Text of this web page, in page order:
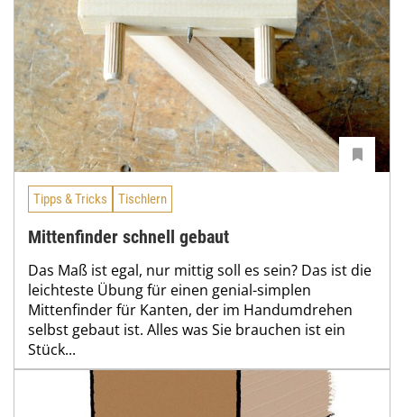
Tipps & Tricks Tischlern
Mittenfinder schnell gebaut
Das Maß ist egal, nur mittig soll es sein? Das ist die
leichteste Übung für einen genial-simplen
Mittenfinder für Kanten, der im Handumdrehen
selbst gebaut ist. Alles was Sie brauchen ist ein
Stück...